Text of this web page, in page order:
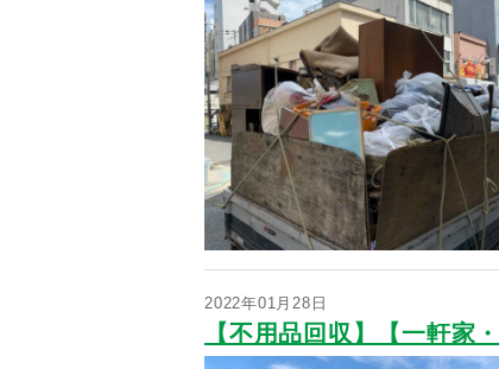
2022年01月28日
【不用品回収】【一軒家